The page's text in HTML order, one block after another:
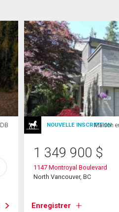
NOUVELLE INSCRIPTION
Maison
1 349 900 $
1147 Montroyal Boulevard
North Vancouver, BC
Enregistrer